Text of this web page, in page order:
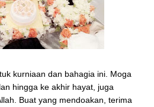
kurniaan dan bahagia ini. Moga
hingga ke akhir hayat, juga
Buat yang mendoakan, terima